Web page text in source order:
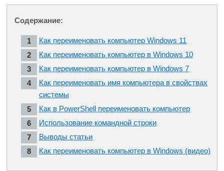
Содержание:
Как переименовать компьютер Windows 11
Как переименовать компьютер в Windows 10
Как переименовать компьютер в Windows 7
Как переименовать имя компьютера в свойствах
системы
Как в PowerShell переименовать компьютер
Использование командной строки
Выводы статьи
Как переименовать компьютер в Windows (видео)